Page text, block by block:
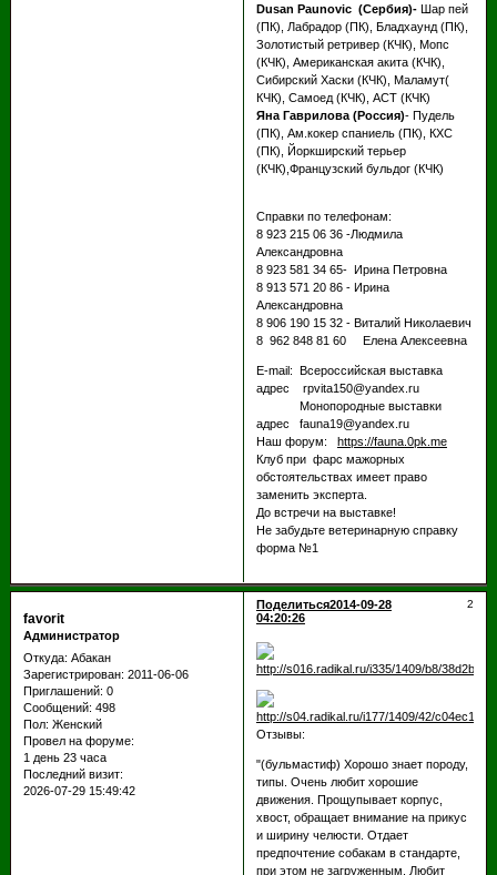
Dusan Paunovic (Сербия)-Шар пей
(ПК), Лабрадор (ПК), Бладхаунд (ПК),
Золотистый ретривер (КЧК), Мопс
(КЧК), Американская акита (КЧК),
Сибирский Хаски (КЧК), Маламут(
КЧК), Самоед (КЧК), АСТ (КЧК)
Яна Гаврилова (Россия)- Пудель
(ПК), Ам.кокер спаниель (ПК), КХС
(ПК), Йоркширский терьер
(КЧК),Французский бульдог (КЧК)
Справки по телефонам:
8 923 215 06 36 -Людмила
Александровна
8 923 581 34 65- Ирина Петровна
8 913 571 20 86 - Ирина
Александровна
8 906 190 15 32 - Виталий Николаевич
8 962 848 81 60 Елена Алексеевна
E-mail: Всероссийская выставка
адрес rpvita150@yandex.ru
Монопородные выставки
адрес fauna19@yandex.ru
Наш форум: https://fauna.0pk.me
Клуб при фарс мажорных
обстоятельствах имеет право
заменить эксперта.
До встречи на выставке!
Не забудьте ветеринарную справку
форма №1
Поделиться 2
2014-09-28
04:20:26
favorit
Администратор
Откуда: Абакан
Зарегистрирован: 2011-06-06
Приглашений: 0
Сообщений: 498
Пол: Женский
Провел на форуме:
1 день 23 часа
Последний визит:
2026-07-29 15:49:42
Отзывы:
"(бульмастиф) Хорошо знает породу,
типы. Очень любит хорошие
движения. Прощупывает корпус,
хвост, обращает внимание на прикус
и ширину челюсти. Отдает
предпочтение собакам в стандарте,
при этом не загруженным. Любит